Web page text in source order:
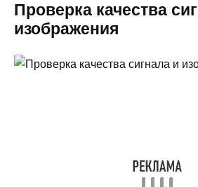
Проверка качества
изображения